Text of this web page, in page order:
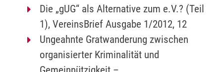
Die „gUG“ als Alternative zum e.V.? (Teil
1), VereinsBrief Ausgabe 1/2012, 12
Ungeahnte Gratwanderung zwischen
organisierter Kriminalität und